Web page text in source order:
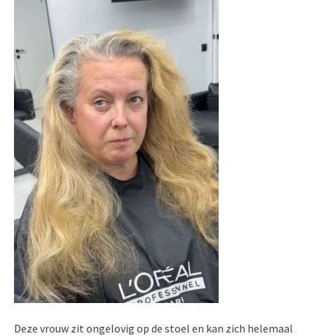
Deze vrouw zit ongelovig op de stoel en kan zich helemaal